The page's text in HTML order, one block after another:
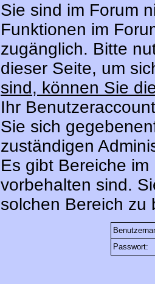
Sie sind im Forum
Funktionen im
zugänglich. Bitte
dieser Seite, um
sind, können Sie
Ihr
Sie sich
zuständigen
Es gibt Bereiche
vorbehalten sind.
solchen Bereich zu
Passwort: